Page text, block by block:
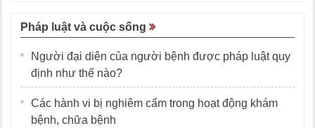
Pháp luật và cuộc sống
Người đại diện của người bệnh được pháp luật quy
định như thế nào?
Các hành vi bị nghiêm cấm trong hoạt động khám
bệnh, chữa bệnh